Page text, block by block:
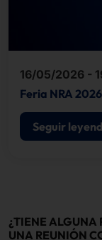
16/05/2026 -
Feria NRA 2026
Seguir
¿TIENE ALGUNA
UNA REUNIÓN